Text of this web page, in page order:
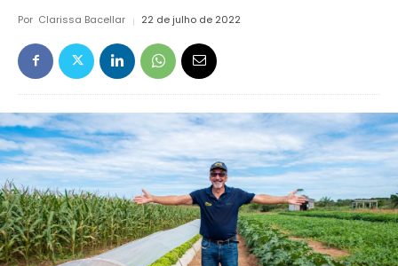
Amazônia
Por Clarissa Bacellar 22 de julho de 2022